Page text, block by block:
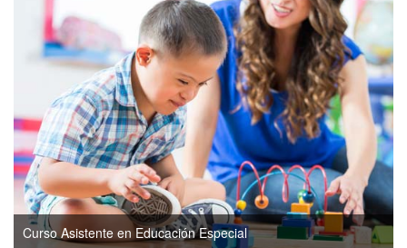
Curso Asistente en Educación Especial